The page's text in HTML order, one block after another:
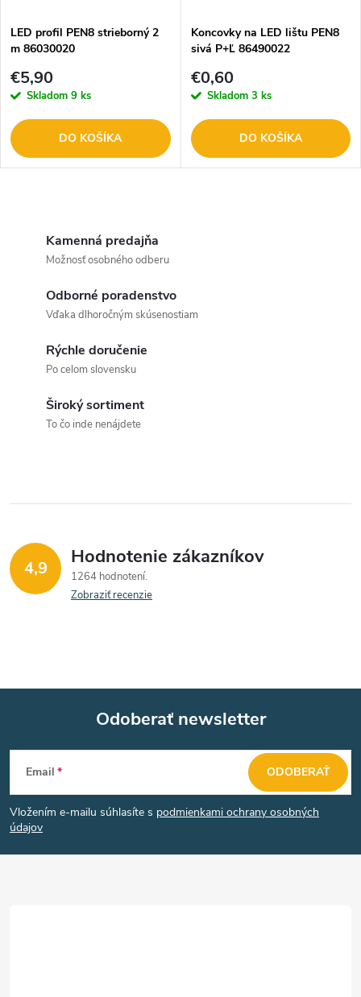
LED profil PEN8 strieborný 2
m 86030020
€5,90
Skladom 9 ks
DO KOŠÍKA
Koncovky na LED lištu PEN8
sivá P+Ľ 86490022
€0,60
Skladom 3 ks
DO KOŠÍKA
p
v
k
ý
s
u
Kamenná predajňa
Možnosť osobného odberu
Odborné poradenstvo
Vďaka dlhoročným skúsenostiam
Rýchle doručenie
Po celom slovensku
Široký sortiment
To čo inde nenájdete
4,9 Hodnotenie zákazníkov
1264 hodnotení
Zobraziť recenzie
Z
á
p
Odoberať newsletter
Email
Vložením e-mailu súhlasíte s podmienkami ochrany osobných
údajov
ODOBERAŤ